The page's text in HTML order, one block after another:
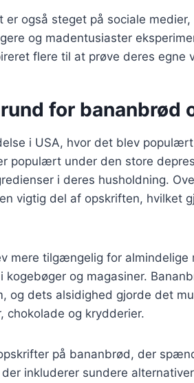
er også steget på sociale
og madentusiaster
flere til at prøve deres egne
for bananbrød
i USA, hvor det blev
populært under den store
i deres husholdning.
vigtig del af opskriften, hvilket
mere tilgængelig for almindelige
kogebøger og magasiner.
og dets alsidighed gjorde det
chokolade og krydderier.
på bananbrød, der
inkluderer sundere